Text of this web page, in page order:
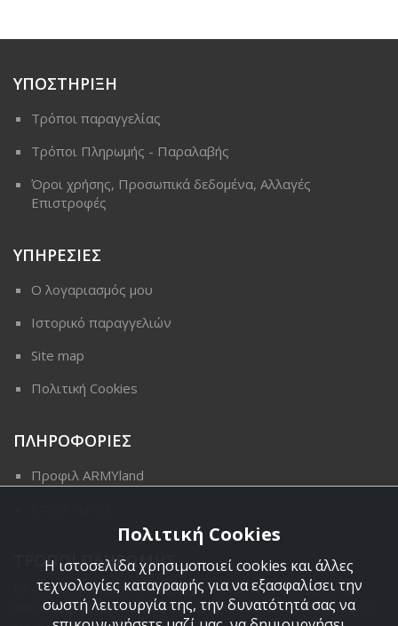
ΥΠΟΣΤΗΡΙΞΗ
Τρόποι παραγγελίας
Τρόποι Πληρωμής - Παραλαβής
Όροι χρήσης, Προσωπικά δεδομένα, Αλλαγές
Επιστροφές
ΥΠΗΡΕΣΙΕΣ
Ο λογαριασμός μου
Ιστορικό παραγγελιών
Site map
Πολιτική Cookies
ΠΛΗΡΟΦΟΡΙΕΣ
Προφιλ ARMYland
ΤΡΟΠΟΙ ΠΛΗΡΩΜΗΣ
Οι διαθέσιμοι τρόποι πληρωμής είναι η Αντικαταβολή,
κατάθεση σε τραπεζικό μας λογαριασμό, πιστωτική κάρτα
Πολιτική Cookies
Η ιστοσελίδα χρησιμοποιεί cookies και άλλες
τεχνολογίες καταγραφής για να εξασφαλίσει την
σωστή λειτουργία της, την δυνατότητά σας να